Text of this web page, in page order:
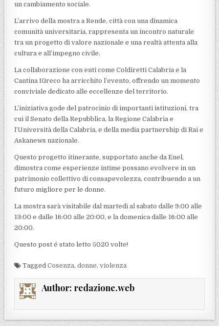
un cambiamento sociale.
L’arrivo della mostra a Rende, città con una dinamica
comunità universitaria, rappresenta un incontro naturale
tra un progetto di valore nazionale e una realtà attenta alla
cultura e all’impegno civile.
La collaborazione con enti come Coldiretti Calabria e la
Cantina IGreco ha arricchito l’evento, offrendo un momento
conviviale dedicato alle eccellenze del territorio.
L’iniziativa gode del patrocinio di importanti istituzioni, tra
cui il Senato della Repubblica, la Regione Calabria e
l’Università della Calabria, e della media partnership di Rai e
Askanews nazionale.
Questo progetto itinerante, supportato anche da Enel,
dimostra come esperienze intime possano evolvere in un
patrimonio collettivo di consapevolezza, contribuendo a un
futuro migliore per le donne.
La mostra sarà visitabile dal martedì al sabato dalle 9:00 alle
13:00 e dalle 16:00 alle 20:00, e la domenica dalle 16:00 alle
20:00.
Questo post é stato letto 5020 volte!
TaggedCosenza,donne,violenza
Author: redazione.web